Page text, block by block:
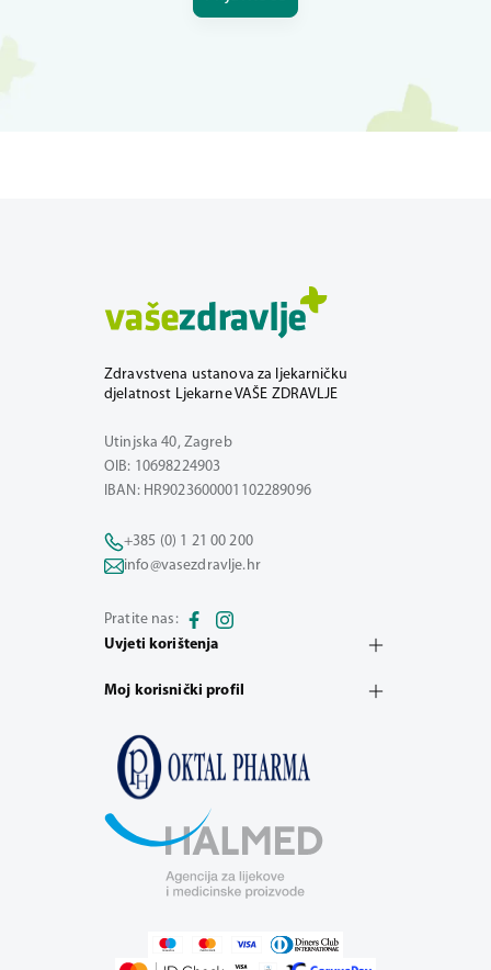
Zdravstvena ustanova za ljekarničku
djelatnost Ljekarne VAŠE ZDRAVLJE
Utinjska 40, Zagreb
OIB: 10698224903
IBAN: HR9023600001102289096
+385 (0) 1 21 00 200
info@vasezdravlje.hr
Pratite nas:
Uvjeti korištenja
Moj korisnički profil